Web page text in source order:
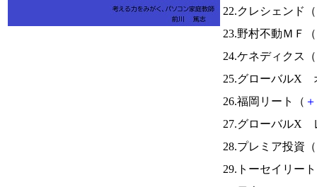
22.クレシェンド（
23.野村不動ＭＦ（
24.ケネディクス（
25.グローバルX
26.福岡リート（ ＋
27.グローバルX
28.プレミア投資（
29.トーセイリー